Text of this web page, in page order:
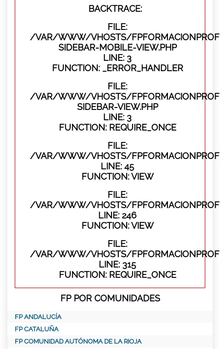
BACKTRACE:
FILE:
/VAR/WWW/VHOSTS/
SIDEBAR-MOBILE-VIEW.PHP
LINE: 3
FUNCTION: _ERROR_HANDLER
FILE:
/VAR/WWW/VHOSTS/
SIDEBAR-VIEW.PHP
LINE: 3
FUNCTION: REQUIRE_ONCE
FILE:
/VAR/WWW/VHOSTS/
LINE: 45
FUNCTION: VIEW
FILE:
/VAR/WWW/VHOSTS/
LINE: 246
FUNCTION: VIEW
FILE:
/VAR/WWW/VHOSTS/
LINE: 315
FUNCTION: REQUIRE_ONCE
FP POR COMUNIDADES
FP ANDALUCÍA
FP CATALUÑA
FP COMUNIDAD AUTÓNOMA DE LA RIOJA